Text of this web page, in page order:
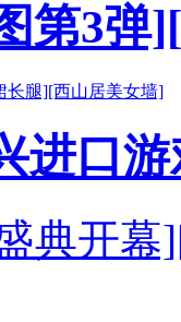
第3弹]
长腿][西山居美女墙]
进口
典开幕]